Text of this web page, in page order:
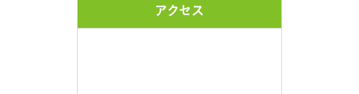
アクセス